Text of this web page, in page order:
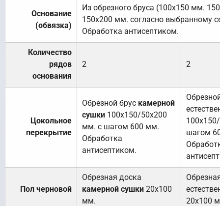
Основание
(обвязка)
Из обрезного бруса (100х150 мм.
150х200 мм. согласно выбранному
Обработка антисептиком.
Количество
рядов
основания
2 2
Цокольное
перекрытие
Обрезной брус камерной
сушки 100х150/50х200
мм. с шагом 600 мм.
Обработка
антисептиком.
шагом
Пол черновой
Обрезная доска
камерной сушки 20х100
мм.
20х100